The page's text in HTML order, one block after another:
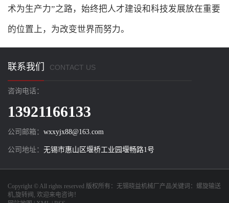
术为生产力”之路，始终把人才建设和科技发展放在重要
的位置上，为改变世界而努力。
联系我们 CONTACT US
咨询电话：
13921166133
公司邮箱： wxxyjx88@163.com
公司地址： 无锡市惠山区堰桥工业园堰畅路1号
Copyright © All rights reserved 版权所有： 无锡晓益机械厂 产品关键词： 螺旋输送
机,旋转阀 , 欢迎来电咨询！